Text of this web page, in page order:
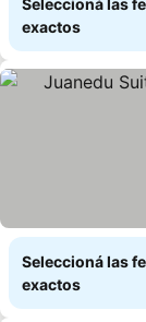
Seleccioná las
exactos
Seleccioná las
exactos